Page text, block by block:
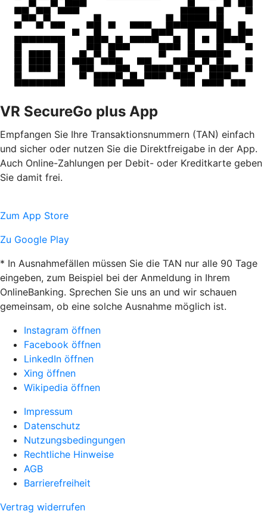
VR SecureGo plus App
Empfangen Sie Ihre Transaktionsnummern (TAN) einfach
und sicher oder nutzen Sie die Direktfreigabe in der App.
Auch Online-Zahlungen per Debit- oder Kreditkarte geben
Sie damit frei.
Zum App Store
Zu Google Play
* In Ausnahmefällen müssen Sie die TAN nur alle 90 Tage
eingeben, zum Beispiel bei der Anmeldung in Ihrem
OnlineBanking. Sprechen Sie uns an und wir schauen
gemeinsam, ob eine solche Ausnahme möglich ist.
Instagram öffnen
Facebook öffnen
LinkedIn öffnen
Xing öffnen
Wikipedia öffnen
Impressum
Datenschutz
Nutzungsbedingungen
Rechtliche Hinweise
AGB
Barrierefreiheit
Vertrag widerrufen